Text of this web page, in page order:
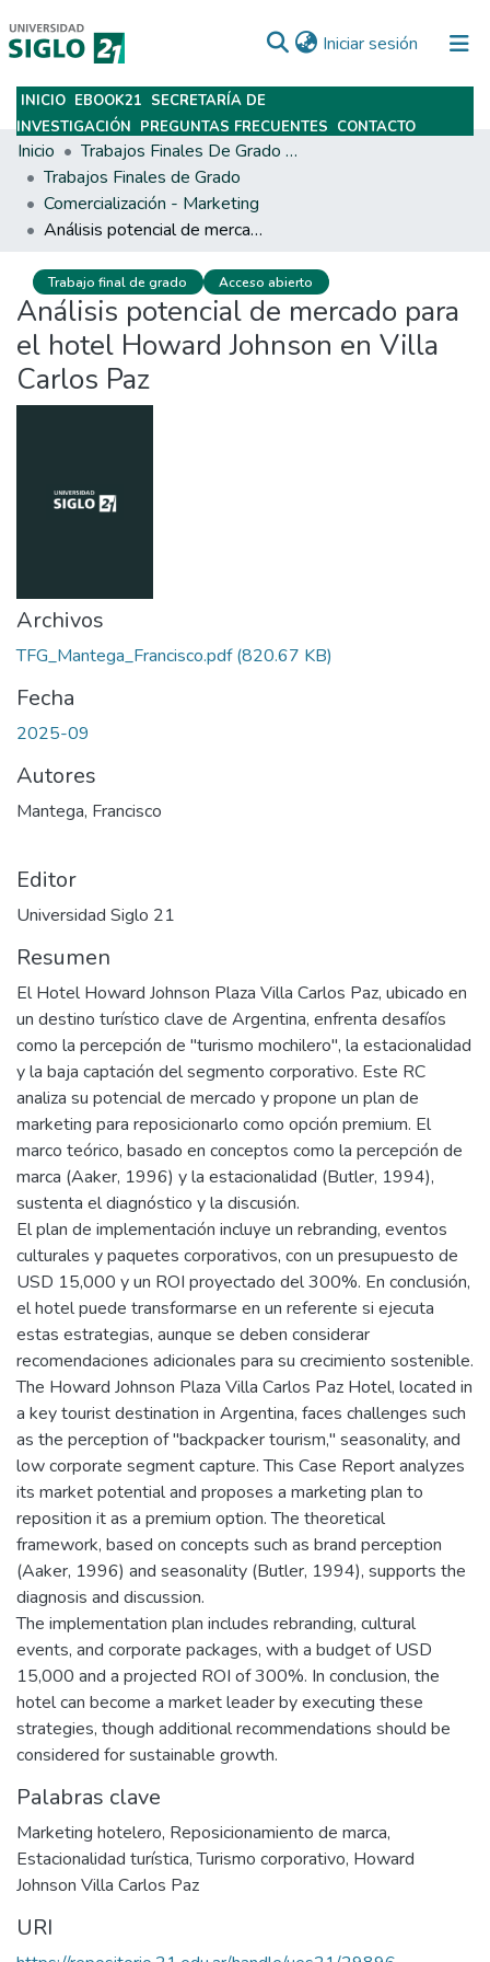
Iniciar sesión (current)
Subir
INICIO EBOOK21 SECRETARÍA DE
INVESTIGACIÓN PREGUNTAS FRECUENTES CONTACTO
Inicio
Trabajos Finales De Grado Y Posgrado
Trabajos Finales de Grado
Comercialización - Marketing
Análisis potencial de mercado para el hotel Howard Johnson en Villa Carlos Paz
Trabajo final de grado Acceso abierto
Análisis potencial de mercado para
el hotel Howard Johnson en Villa
Carlos Paz
Archivos
TFG_Mantega_Francisco.pdf(820.67 KB)
Fecha
2025-09
Autores
Mantega, Francisco
Editor
Universidad Siglo 21
Resumen
El Hotel Howard Johnson Plaza Villa Carlos Paz, ubicado en
un destino turístico clave de Argentina, enfrenta desafíos
como la percepción de "turismo mochilero", la estacionalidad
y la baja captación del segmento corporativo. Este RC
analiza su potencial de mercado y propone un plan de
marketing para reposicionarlo como opción premium. El
marco teórico, basado en conceptos como la percepción de
marca (Aaker, 1996) y la estacionalidad (Butler, 1994),
sustenta el diagnóstico y la discusión.
El plan de implementación incluye un rebranding, eventos
culturales y paquetes corporativos, con un presupuesto de
USD 15,000 y un ROI proyectado del 300%. En conclusión,
el hotel puede transformarse en un referente si ejecuta
estas estrategias, aunque se deben considerar
recomendaciones adicionales para su crecimiento sostenible.
The Howard Johnson Plaza Villa Carlos Paz Hotel, located in
a key tourist destination in Argentina, faces challenges such
as the perception of "backpacker tourism," seasonality, and
low corporate segment capture. This Case Report analyzes
its market potential and proposes a marketing plan to
reposition it as a premium option. The theoretical
framework, based on concepts such as brand perception
(Aaker, 1996) and seasonality (Butler, 1994), supports the
diagnosis and discussion.
The implementation plan includes rebranding, cultural
events, and corporate packages, with a budget of USD
15,000 and a projected ROI of 300%. In conclusion, the
hotel can become a market leader by executing these
strategies, though additional recommendations should be
considered for sustainable growth.
Palabras clave
Marketing hotelero, Reposicionamiento de marca,
Estacionalidad turística,Turismo corporativo, Howard
Johnson Villa Carlos Paz
URI